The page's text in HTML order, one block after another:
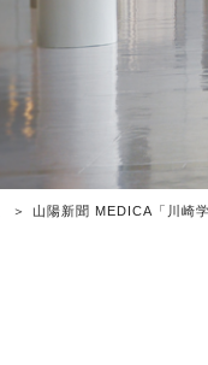
山陽新聞 MEDICA「川崎